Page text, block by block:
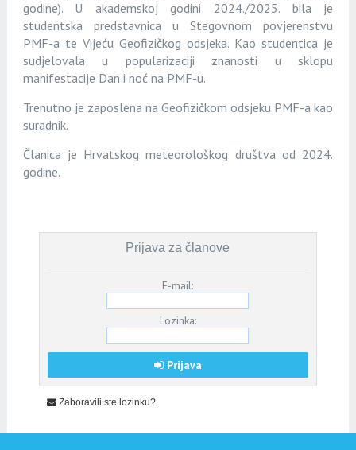
godine). U akademskoj godini 2024./2025. bila je
studentska predstavnica u Stegovnom povjerenstvu
PMF-a te Vijeću Geofizičkog odsjeka. Kao studentica je
sudjelovala u popularizaciji znanosti u sklopu
manifestacije Dan i noć na PMF-u.
Trenutno je zaposlena na Geofizičkom odsjeku PMF-a kao
suradnik.
Članica je Hrvatskog meteorološkog društva od 2024.
godine.
Prijava za članove
E-mail:
Lozinka:
Prijava
Zaboravili ste lozinku?